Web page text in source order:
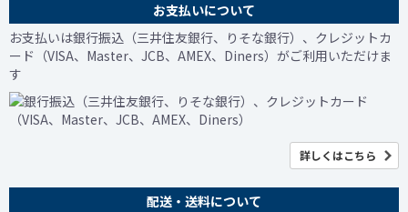
お支払いについて
お支払いは銀行振込（三井住友銀行、りそな銀行）、クレジットカ
ード（VISA、Master、JCB、AMEX、Diners）がご利用いただけま
す
詳しくはこちら
配送・送料について